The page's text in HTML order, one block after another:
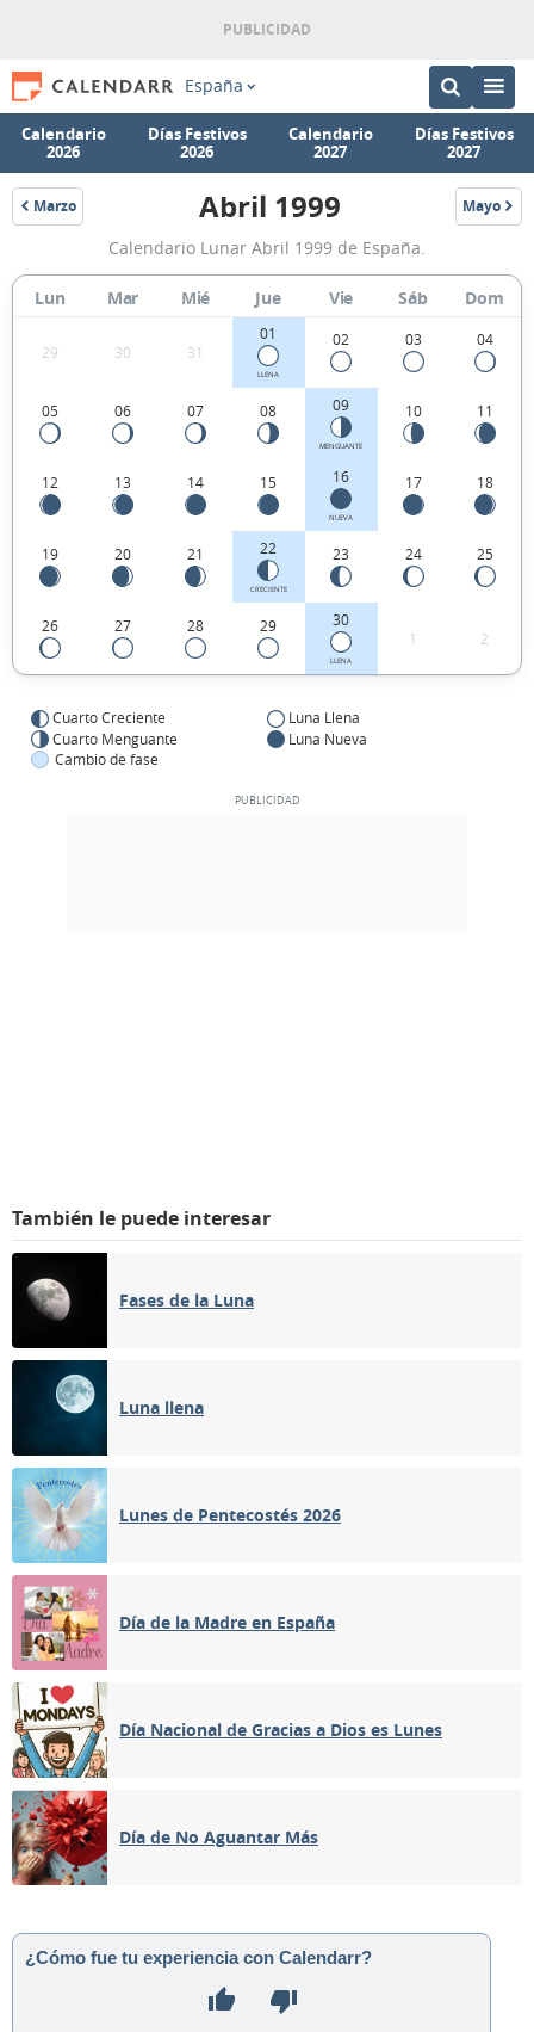
España
Calendario
2026
Días Festivos
2026
Calendario
2027
Días Festivos
2027
Marzo
1999
Calendario
Lunar
Abril
1999
de
España.
Abril 1999 Mayo
1999
Calendario Lunar Abril 1999 de España.
Lun Mar Mié Jue Vie Sáb Dom
29 30 31
01
LLENA
02 03 04
05 06 07 08 09
MENGUANTE
10 11
12 13 14 15 16
NUEVA
17 18
19 20 21 22
CRECIENTE
23 24 25
26 27 28 29 30
LLENA
1 2
Cuarto Creciente
Luna Llena
Cuarto Menguante
Luna Nueva
Cambio de fase
También le puede interesar
Fases de la Luna
Luna llena
Lunes de Pentecostés 2026
Día de la Madre en España
Día Nacional de Gracias a Dios es Lunes
Día de No Aguantar Más
¿Cómo fue tu experiencia con Calendarr?